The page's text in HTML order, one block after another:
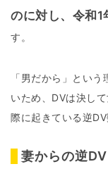
のに対し、令和
す。
「男だから」とい
いため、DVは決し
際に起きている逆
妻からの逆